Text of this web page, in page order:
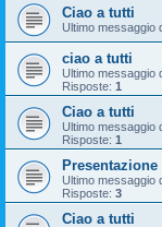
Ciao a tutti
Ultimo messaggio
ciao a tutti
Ultimo messaggio
Risposte: 1
Ciao a tutti
Ultimo messaggio
Risposte: 1
Presentazione
Ultimo messaggio
Risposte: 3
Ciao a tutti